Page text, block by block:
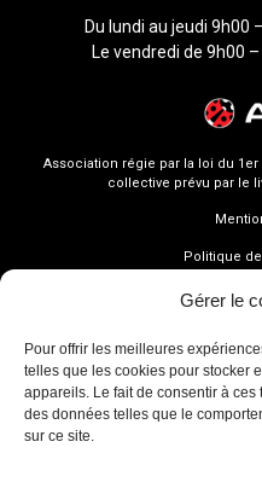
Gérer le
Pour offrir les meilleures
telles que les cookies pour stocker
appareils. Le fait de consentir à
des données telles que le
sur ce site.
Du lundi au jeudi 9h00
Le vendredi de 9h00
Association régie par la loi du
collective prévu par le
Politique